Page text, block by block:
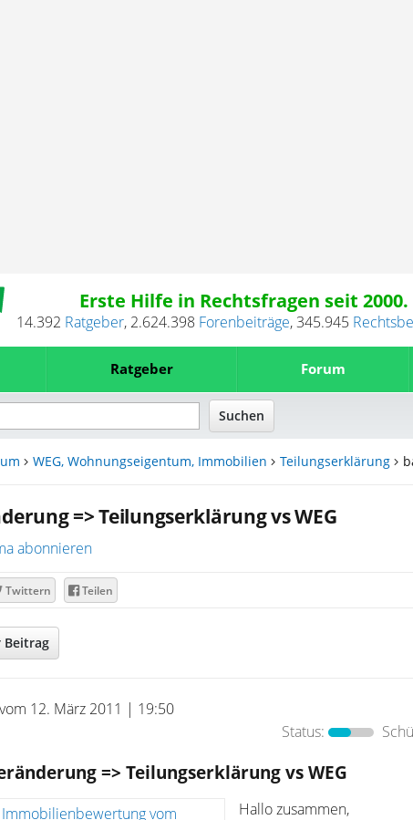
Erste Hilfe in Rechtsfragen seit 2000.
14.392 Ratgeber, 2.624.398 Forenbeiträge,345.945
Ratgeber Forum
WEG, Wohnungseigentum, Immobilien Teilungserklärung
=> Teilungserklärung vs WEG
abonnieren
Twittern Teilen
Beitrag
vom 12. März 2011 | 19:50
Status:
=> Teilungserklärung vs WEG
Hallo zusammen,